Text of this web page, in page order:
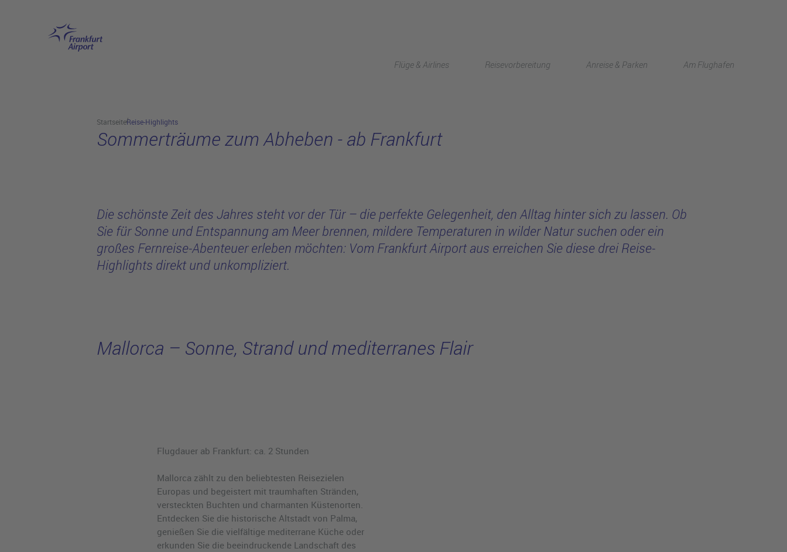
Flüge & Airlines Reisevorbereitung Anreise & Parken Am Flughafen
StartseiteReise-Highlights
Sommerträume zum Abheben - ab Frankfurt
Die schönste Zeit des Jahres steht vor der Tür – die perfekte Gelegenheit, den Alltag hinter sich zu lassen. Ob
Sie für Sonne und Entspannung am Meer brennen, mildere Temperaturen in wilder Natur suchen oder ein
großes Fernreise-Abenteuer erleben möchten: Vom Frankfurt Airport aus erreichen Sie diese drei Reise-
Highlights direkt und unkompliziert.
Mallorca – Sonne, Strand und mediterranes Flair
Flugdauer ab Frankfurt: ca. 2 Stunden
Mallorca zählt zu den beliebtesten Reisezielen
Europas und begeistert mit traumhaften Stränden,
versteckten Buchten und charmanten Küstenorten.
Entdecken Sie die historische Altstadt von Palma,
genießen Sie die vielfältige mediterrane Küche oder
erkunden Sie die beeindruckende Landschaft des